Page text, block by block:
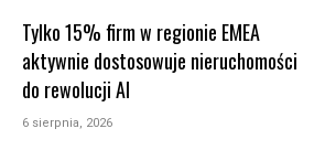
Tylko 15% firm w regionie EMEA
aktywnie dostosowuje nieruchomości
do rewolucji AI
6 sierpnia, 2026